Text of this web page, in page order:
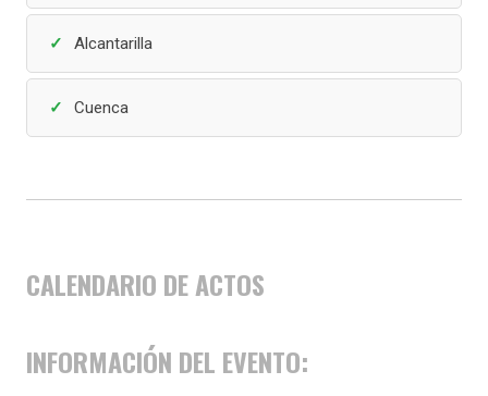
Alcantarilla
Cuenca
CALENDARIO DE ACTOS
INFORMACIÓN DEL EVENTO: